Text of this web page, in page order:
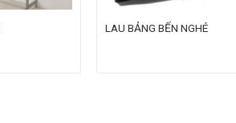
LAU BẢNG BẾN NGHÉ